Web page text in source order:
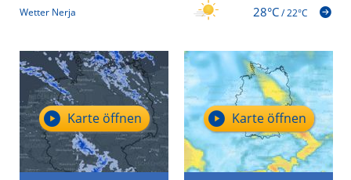
Wetter Nerja 28°C/22°C
Karte öffnen Karte öffnen